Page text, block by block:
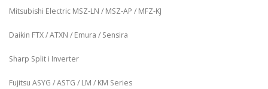
Mitsubishi Electric MSZ‑LN / MSZ‑AP / MFZ-KJ
Daikin FTX / ATXN / Emura / Sensira
Sharp Split i Inverter
Fujitsu ASYG / ASTG / LM / KM Series